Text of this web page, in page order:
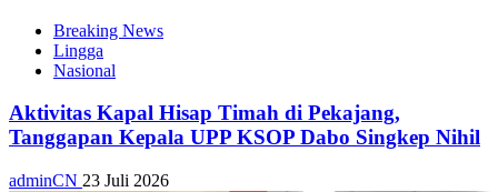
Breaking News
Lingga
Nasional
Aktivitas Kapal Hisap Timah di Pekajang,
Tanggapan Kepala UPP KSOP Dabo Singkep Nihil
adminCN 23 Juli 2026